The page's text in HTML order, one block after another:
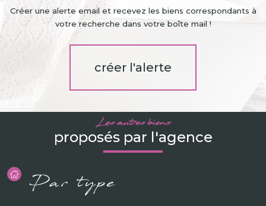
Créer une alerte email et recevez les biens correspondants à
votre recherche dans votre boîte mail !
créer l'alerte
Les autres biens
proposés par l'agence
Par type